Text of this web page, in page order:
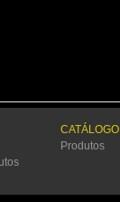
CATÁLOGO
Produtos